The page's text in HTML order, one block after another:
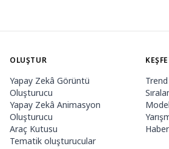
OLUŞTUR
Yapay Zekâ Görüntü
Oluşturucu
Yapay Zekâ Animasyon
Oluşturucu
Araç Kutusu
Tematik oluşturucular